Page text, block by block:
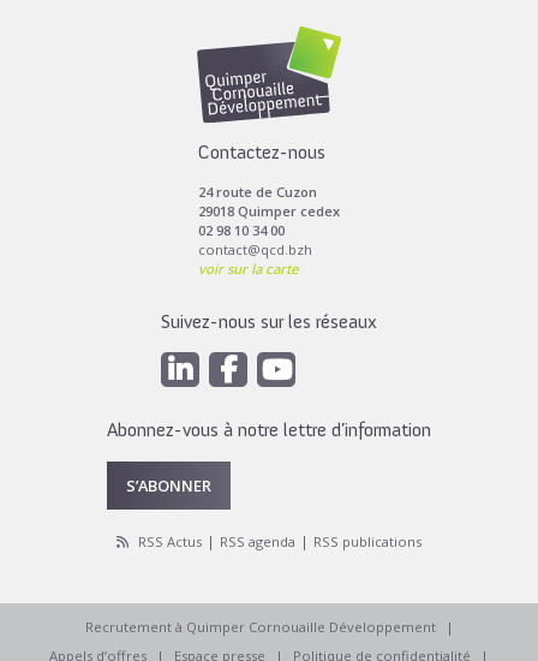
Toutes les actus de cette rubrique
Contactez-nous
24 route de Cuzon
29018 Quimper cedex
02 98 10 34 00
contact@qcd.bzh
voir sur la carte
Suivez-nous sur les réseaux
Abonnez-vous à notre lettre d’information
S’ABONNER
RSS Actus RSS agenda RSS publications
Recrutement à Quimper Cornouaille Développement
Appels d’offres
Espace presse Politique de confidentialité